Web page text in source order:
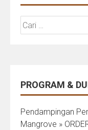
Cari
untuk:
PROGRAM &
Pendampingan
Mangrove »